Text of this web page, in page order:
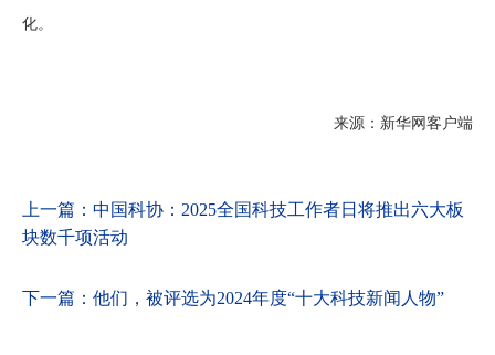
化。
来源：新华网客户端
上一篇： 中国科协：2025全国科技工作者日将推出六大板
块数千项活动
下一篇： 他们，被评选为2024年度“十大科技新闻人物”